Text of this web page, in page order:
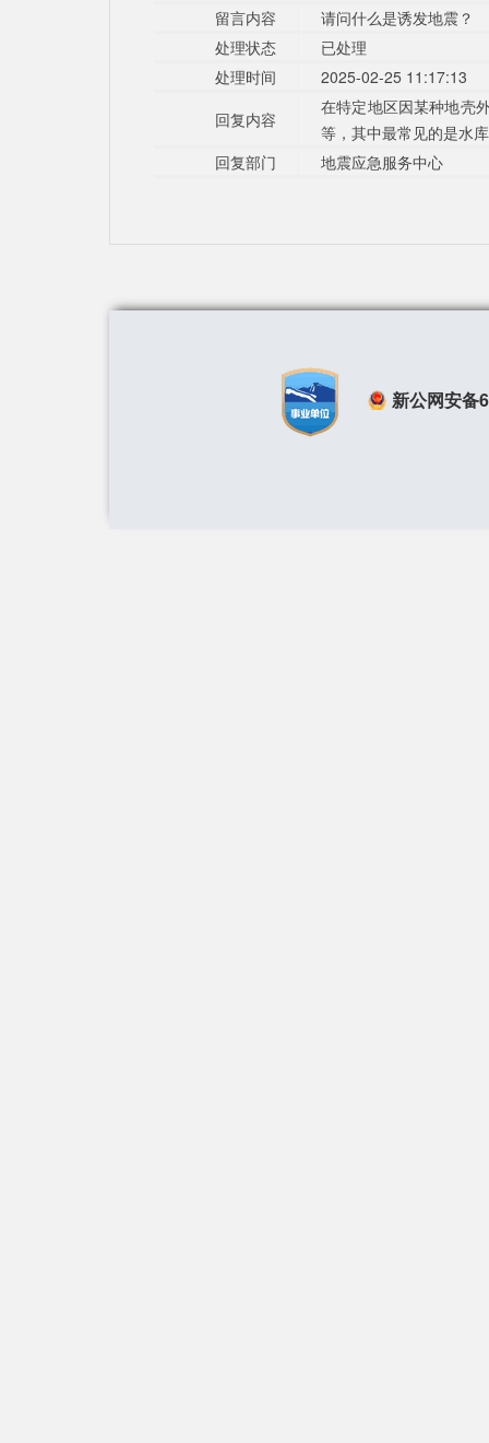
留言内容
请问什么是诱发地震？
处理状态
已处理
处理时间
2025-02-25 11:17:13
回复内容
在特定地区因某种地壳
等，其中最常见的是水
回复部门
地震应急服务中心
新公网安备